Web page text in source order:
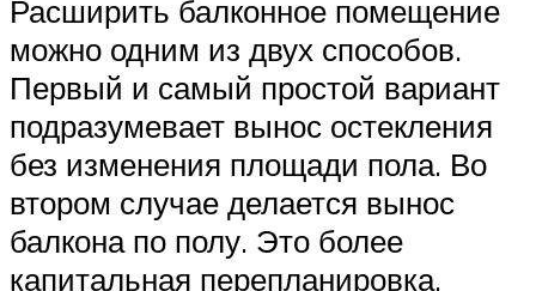
Расширить балконное помещение
можно одним из двух способов.
Первый и самый простой вариант
подразумевает вынос остекления
без изменения площади пола. Во
втором случае делается вынос
балкона по полу. Это более
капитальная перепланировка,